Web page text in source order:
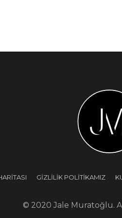
GİZLİLİK POLİTİKAMIZ
© 2020 Jale Muratoğlu.